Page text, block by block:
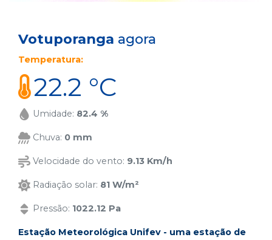
Votuporanga agora
Temperatura:
22.2 °C
Umidade: 82.4 %
Chuva: 0 mm
Velocidade do vento: 9.13 Km/h
Radiação solar: 81 W/m²
Pressão: 1022.12 Pa
Estação Meteorológica Unifev - uma estação de